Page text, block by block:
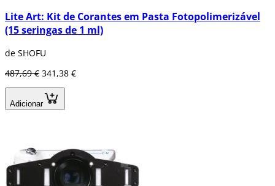
Lite Art: Kit de Corantes em Pasta Fotopolimerizável
(15 seringas de 1 ml)
de SHOFU
487,69 € 341,38 €
Adicionar